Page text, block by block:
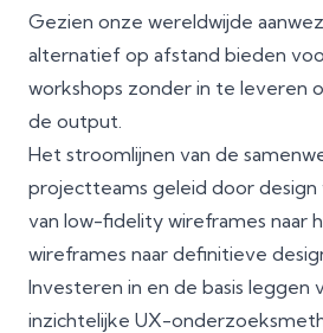
Gezien onze wereldwijde
alternatief op afstand bieden
workshops zonder in te leveren
de output.
Het stroomlijnen van de
projectteams geleid door design
van low-fidelity wireframes naar
wireframes naar definitieve
Investeren in en de basis leggen
inzichtelijke UX-